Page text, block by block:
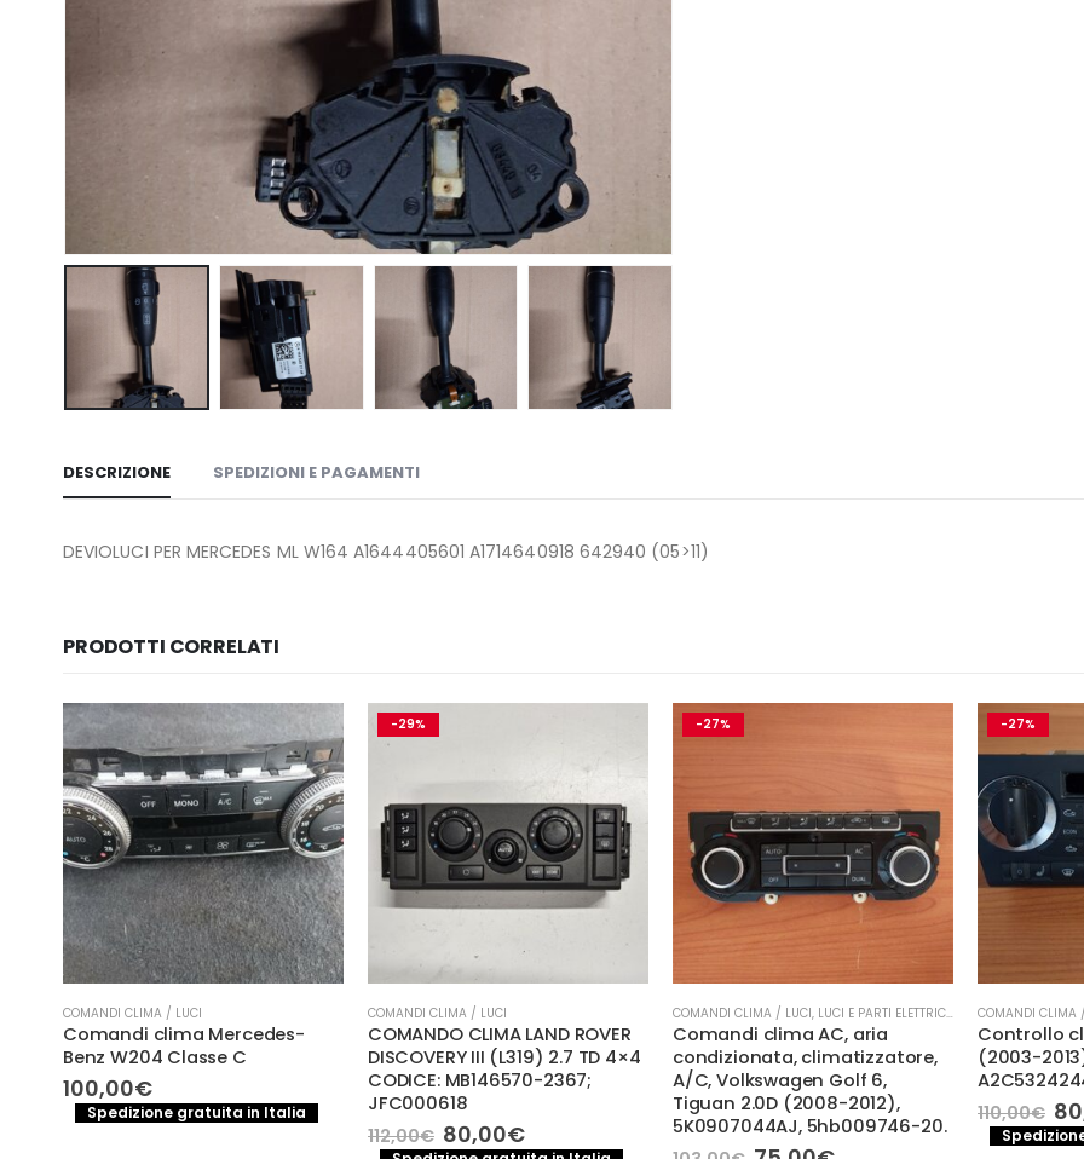
DESCRIZIONE SPEDIZIONI E PAGAMENTI
DEVIOLUCI PER MERCEDES ML W164 A1644405601 A1714640918 642940 (05>11)
PRODOTTI CORRELATI
COMANDI CLIMA / LUCI
Comandi clima Mercedes-
Benz W204 Classe C
100,00€
Spedizione gratuita in Italia
-29%
COMANDI CLIMA / LUCI
COMANDO CLIMA LAND ROVER
DISCOVERY III (L319) 2.7 TD 4×4
CODICE: MB146570-2367;
JFC000618
112,00€ Il
80,00€Il
-27%
COMANDI CLIMA / LUCI, LUCI E PARTI ELETTRICHE
Comandi clima AC, aria
condizionata, climatizzatore,
A/C, Volkswagen Golf 6,
Tiguan 2.0D (2008-2012),
5K0907044AJ, 5hb009746-20.
-27%
COMANDI CLIMA
Controllo
(2003-
110,00€ Il